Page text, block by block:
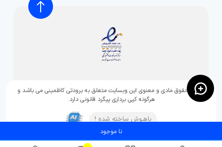
تمامی حقوق مادی و معنوی این وبسایت متعلق به برودتی کاظمینی می باشد و
هرگونه کپی برداری پیگرد قانونی دارد.
باهـوش ساخته شده !
نا موجود